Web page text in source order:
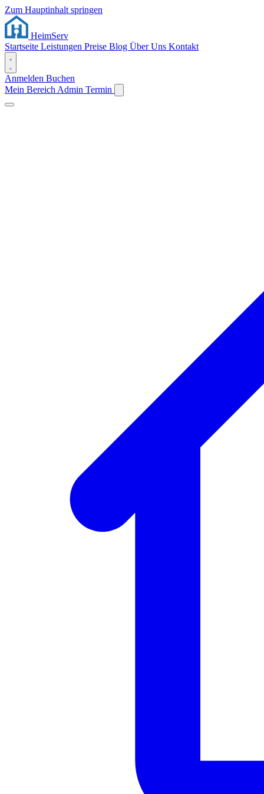
Zum Hauptinhalt springen
HeimServ
Startseite Leistungen Preise Blog Über Uns Kontakt
Anmelden Buchen
Mein Bereich Admin Termin